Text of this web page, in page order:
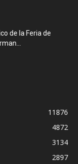
de la Feria de
11876
4872
3134
2897